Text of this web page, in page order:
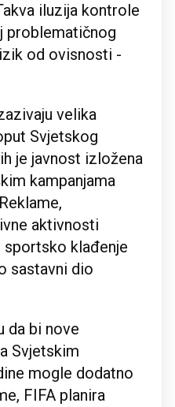
iluzija kontrole
problematičnog
od ovisnosti -
velika
Svjetskog
je javnost izložena
kampanjama
aktivnosti
klađenje
sastavni dio
da bi nove
Svjetskim
mogle dodatno
FIFA planira